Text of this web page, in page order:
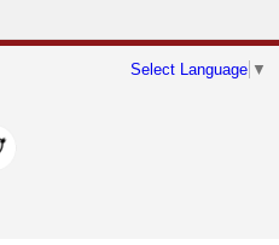
Select Language ▼